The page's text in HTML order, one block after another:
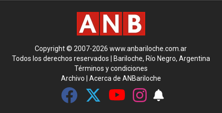
Copyright © 2007-2026 www.anbariloche.com.ar
Todos los derechos reservados | Bariloche, Río Negro, Argentina
Términos y condiciones
Archivo
Acerca de ANBariloche